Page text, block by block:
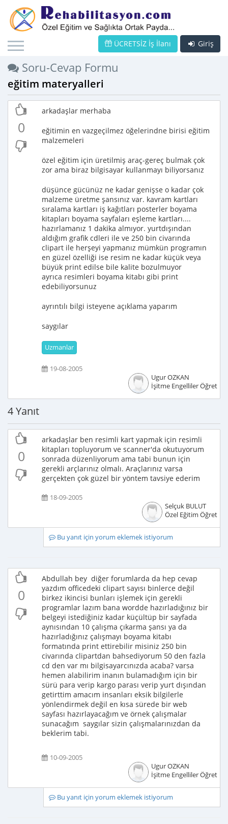
Giriş
ÜCRETSİZ İş İlanı
Soru-Cevap Formu
eğitim materyalleri
0
arkadaşlar merhaba
eğitimin en vazgeçilmez öğelerindne birisi eğitim
malzemeleri
özel eğitim için üretilmiş araç-gereç bulmak çok
zor ama biraz bilgisayar kullanmayı biliyorsanız
düşünce gücünüz ne kadar genişse o kadar çok
malzeme üretme şansınız var. kavram kartları
sıralama kartları iş kağıtları posterler boyama
kitapları boyama sayfaları eşleme kartları....
hazırlamanız 1 dakika almıyor. yurtdışından
aldığım grafik cdleri ile ve 250 bin civarında
clipart ile herşeyi yapmanız mümkün programın
en güzel özelliği ise resim ne kadar küçük veya
büyük print edilse bile kalite bozulmuyor
ayrıca resimleri boyama kitabı gibi print
edebiliyorsunuz
ayrıntılı bilgi isteyene açıklama yaparım
saygılar
Uzmanlar
19-08-2005
Ugur OZKAN
İşitme Engelliler
4 Yanıt
0
arkadaşlar ben resimli kart yapmak için resimli
kitapları topluyorum ve scanner'da okutuyorum
sonrada düzenliyorum ama tabi bunun için
gerekli arçlarınız olmalı. Araçlarınız varsa
gerçekten çok güzel bir yöntem tavsiye ederim
18-09-2005
Selçuk BULUT
Özel Eğitim
Bu yanıt için yorum eklemek istiyorum
0
Abdullah bey diğer forumlarda da hep cevap
yazdım officedeki clipart sayısı binlerce değil
birkez ikincisi bunları işlemek için gerekli
programlar lazım bana wordde hazırladığınız bir
belgeyi istediğiniz kadar küçültüp bir sayfada
aynısından 10 çalışma çıkarma şansı ya da
hazırladığınız çalışmayı boyama kitabı
formatında print ettirebilir misiniz 250 bin
civarında clipartdan bahsediyorum 50 den fazla
cd den var mı bilgisayarcınızda acaba? varsa
hemen alabilirim inanın bulamadığım için bir
sürü para verip kargo parası verip yurt dışından
getirttim amacım insanları eksik bilgilerle
yönlendirmek değil en kısa sürede bir web
sayfası hazırlayacağım ve örnek çalışmalar
sunacağım saygılar sizin çalışmalarınızdan da
beklerim tabi.
10-09-2005
Ugur OZKAN
İşitme Engelliler
Bu yanıt için yorum eklemek istiyorum